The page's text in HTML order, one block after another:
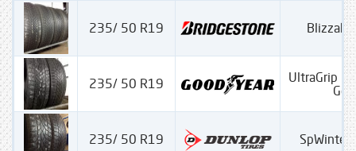
235/ 50 R19 Blizzak
235/ 50 R19
UltraGrip
235/ 50 R19